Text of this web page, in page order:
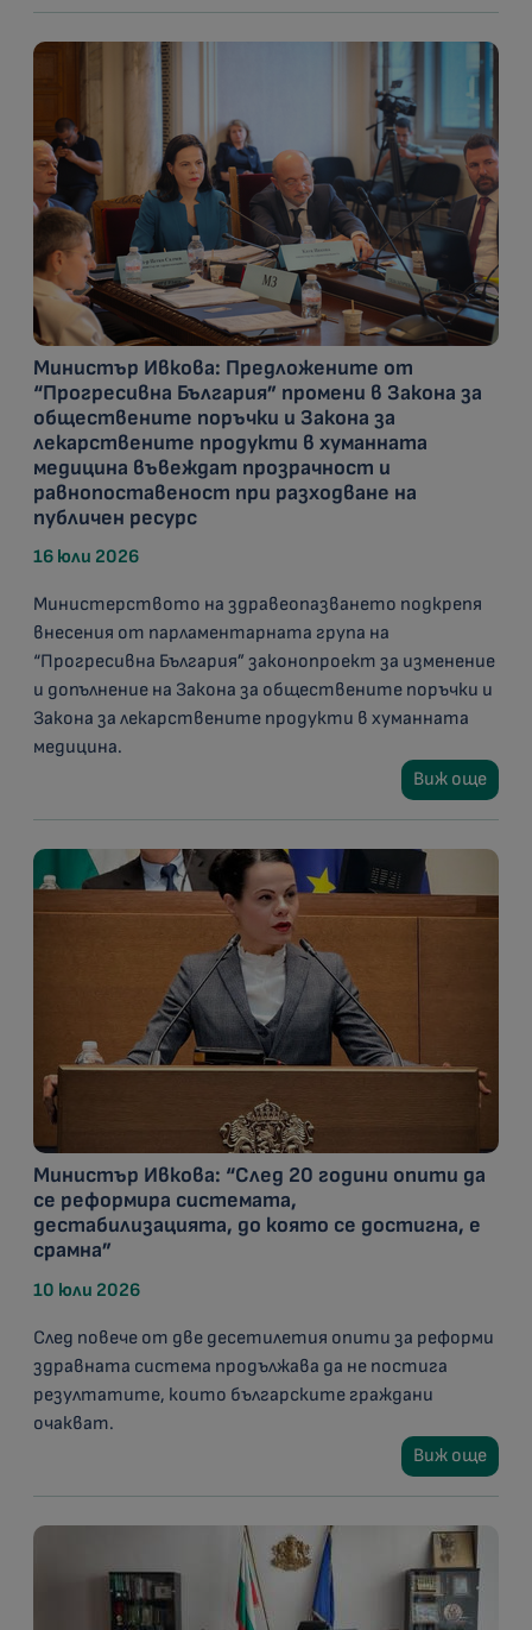
Министър Ивкова: Предложените от
“Прогресивна България” промени в Закона за
обществените поръчки и Закона за
лекарствените продукти в хуманната
медицина въвеждат прозрачност и
равнопоставеност при разходване на
публичен ресурс
16 юли 2026
Министерството на здравеопазването подкрепя
внесения от парламентарната група на
“Прогресивна България” законопроект за изменение
и допълнение на Закона за обществените поръчки и
Закона за лекарствените продукти в хуманната
медицина.
Виж още
Министър Ивкова: “След 20 години опити да
се реформира системата,
дестабилизацията, до която се достигна, е
срамна”
10 юли 2026
След повече от две десетилетия опити за реформи
здравната система продължава да не постига
резултатите, които българските граждани
очакват.
Виж още